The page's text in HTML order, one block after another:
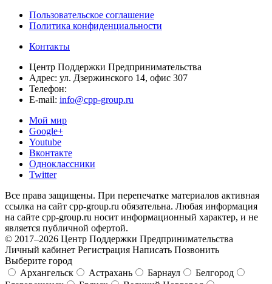
Пользовательское соглашение
Политика конфиденциальности
Контакты
Центр Поддержки Предпринимательства
Адрес: ул. Дзержинского 14, офис 307
Телефон:
E-mail: info@cpp-group.ru
Мой мир
Google+
Youtube
Вконтакте
Одноклассники
Twitter
Все права защищены. При перепечатке материалов активная
ссылка на сайт cpp-group.ru обязательна. Любая информация
на сайте cpp-group.ru носит информационный характер, и не
является публичной офертой.
© 2017–2026 Центр Поддержки Предпринимательства
Личный кабинет Регистрация Написать Позвонить
Выберите город
Архангельск
Астрахань Барнаул
Белгород